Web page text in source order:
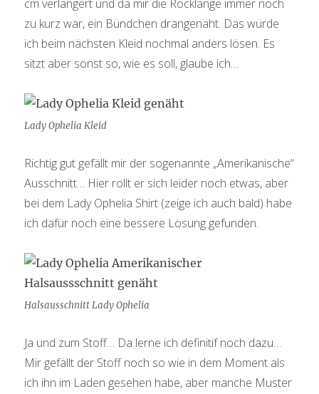
cm verlängert und da mir die Rocklänge immer noch
zu kurz war, ein Bündchen drangenäht. Das würde
ich beim nächsten Kleid nochmal anders lösen. Es
sitzt aber sonst so, wie es soll, glaube ich…
Lady Ophelia Kleid
Richtig gut gefällt mir der sogenannte „Amerikanische“
Ausschnitt… Hier rollt er sich leider noch etwas, aber
bei dem Lady Ophelia Shirt (zeige ich auch bald) habe
ich dafür noch eine bessere Lösung gefunden.
Halsausschnitt Lady Ophelia
Ja und zum Stoff… Da lerne ich definitif noch dazu…
Mir gefällt der Stoff noch so wie in dem Moment als
ich ihn im Laden gesehen habe, aber manche Muster